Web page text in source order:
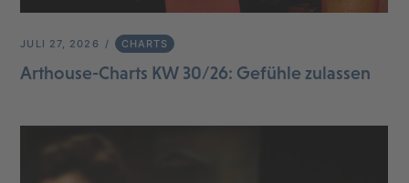
JULI 27, 2026 CHARTS
Arthouse-Charts KW 30/26: Gefühle zulassen